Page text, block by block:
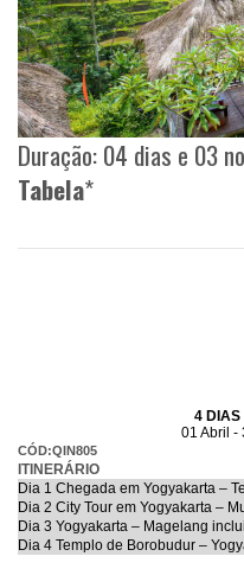
Duração: 04 dias e 03
Tabela*
4
01 Abril -
CÓD:QIN805
ITINERÁRIO
Dia 1 Chegada em Yogyakarta –
Dia 2 City Tour em Yogyakarta –
Dia 3 Yogyakarta – Magelang
Dia 4 Templo de Borobudur –